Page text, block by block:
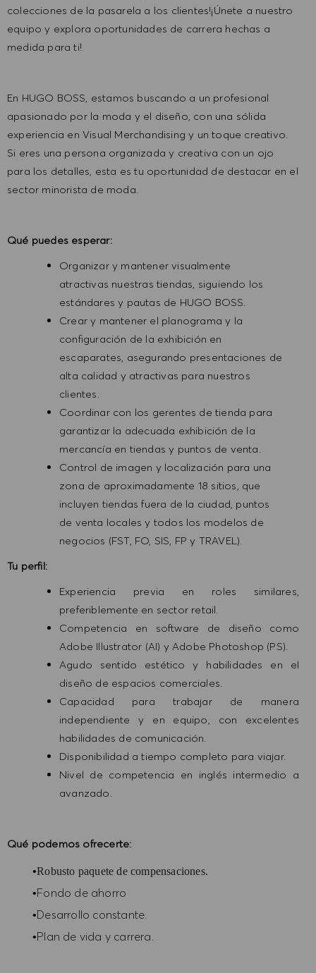
colecciones de la pasarela a los clientes!¡Únete a nuestro
equipo y explora oportunidades de carrera hechas a
medida para ti!
En HUGO BOSS, estamos buscando a un profesional
apasionado por la moda y el diseño, con una sólida
experiencia en Visual Merchandising y un toque creativo.
Si eres una persona organizada y creativa con un ojo
para los detalles, esta es tu oportunidad de destacar en el
sector minorista de moda.
Qué puedes esperar:
Organizar y mantener visualmente
atractivas nuestras tiendas, siguiendo los
estándares y pautas de HUGO BOSS.
Crear y mantener el planograma y la
configuración de la exhibición en
escaparates, asegurando presentaciones de
alta calidad y atractivas para nuestros
clientes.
Coordinar con los gerentes de tienda para
garantizar la adecuada exhibición de la
mercancía en tiendas y puntos de venta.
Control de imagen y localización para una
zona de aproximadamente 18 sitios, que
incluyen tiendas fuera de la ciudad, puntos
de venta locales y todos los modelos de
negocios (FST, FO, SIS, FP y TRAVEL).
Tu perfil:
Experiencia previa en roles similares,
preferiblemente en sector retail.
Competencia en software de diseño como
Adobe Illustrator (AI) y Adobe Photoshop (PS).
Agudo sentido estético y habilidades en el
diseño de espacios comerciales.
Capacidad para trabajar de manera
independiente y en equipo, con excelentes
habilidades de comunicación.
Disponibilidad a tiempo completo para viajar.
Nivel de competencia en inglés intermedio a
avanzado.
Qué podemos ofrecerte:
•Robusto paquete de compensaciones.
•Fondo de ahorro
•Desarrollo constante.
•Plan de vida y carrera.